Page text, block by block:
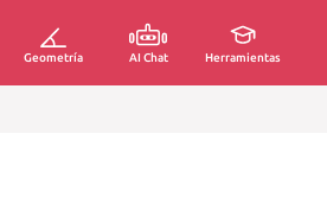
Geometría AI Chat Herramientas